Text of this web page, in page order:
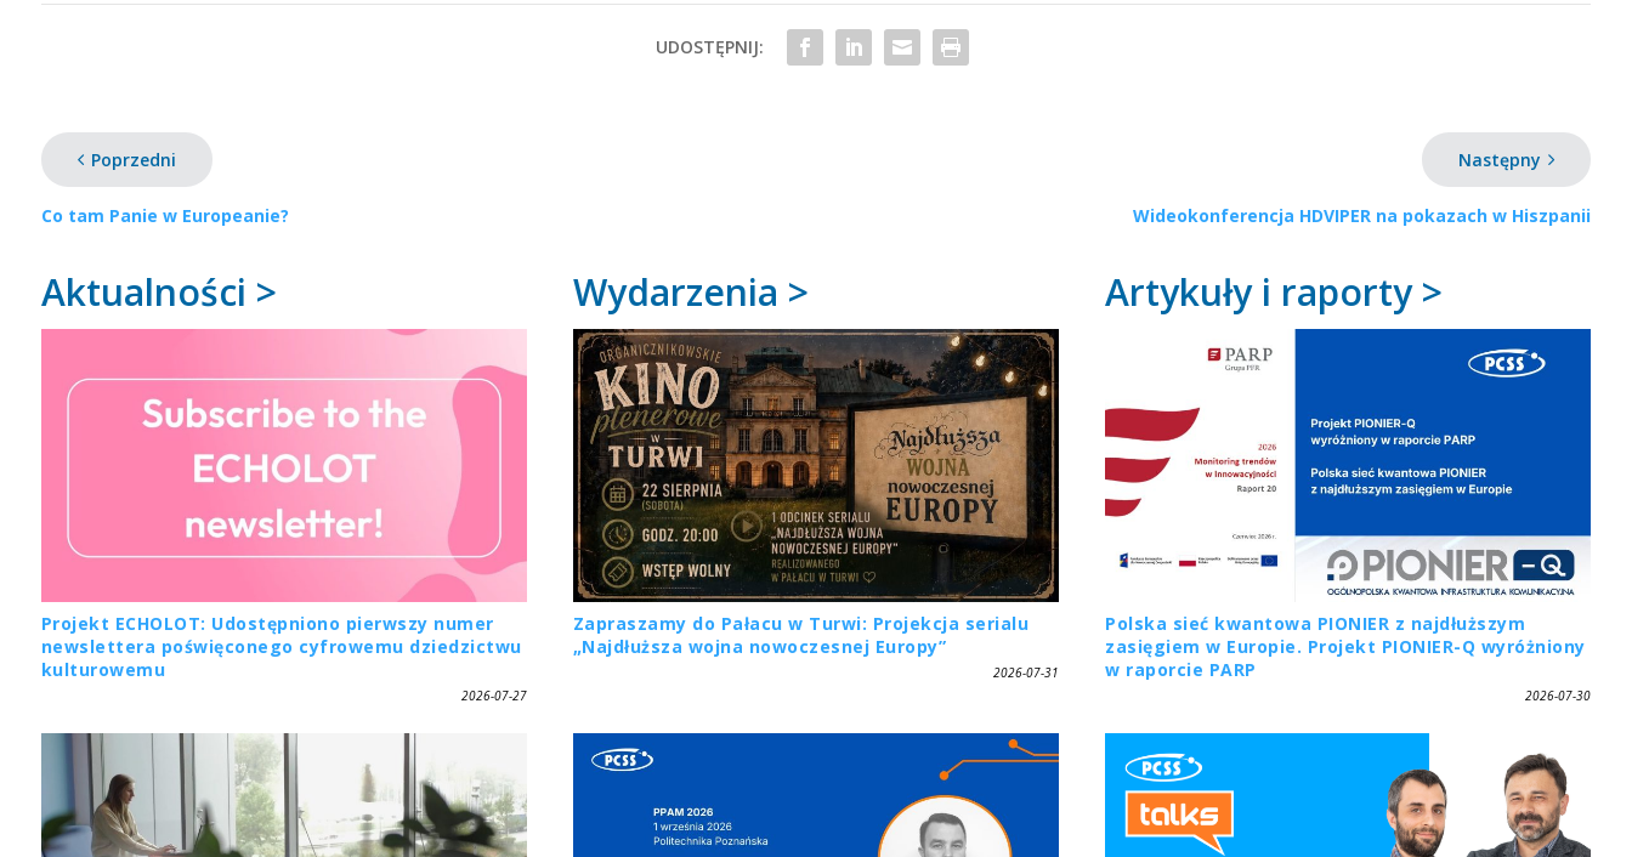
UDOSTĘPNIJ:
Poprzedni
Co tam Panie w Europeanie?
Następny
Wideokonferencja HDVIPER na pokazach w Hiszpanii
Aktualności > Wydarzenia > Artykuły i raporty >
Projekt ECHOLOT: Udostępniono pierwszy numer
newslettera poświęconego cyfrowemu dziedzictwu
kulturowemu
2026-07-27
Zapraszamy do Pałacu w Turwi: Projekcja serialu
„Najdłuższa wojna nowoczesnej Europy”
2026-07-31
Polska sieć kwantowa PIONIER z najdłuższym
zasięgiem w Europie. Projekt PIONIER-Q wyróżniony
w raporcie PARP
2026-07-30